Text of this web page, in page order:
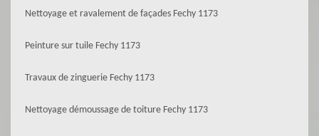
Nettoyage et ravalement de façades Fechy 1173
Peinture sur tuile Fechy 1173
Travaux de zinguerie Fechy 1173
Nettoyage démoussage de toiture Fechy 1173